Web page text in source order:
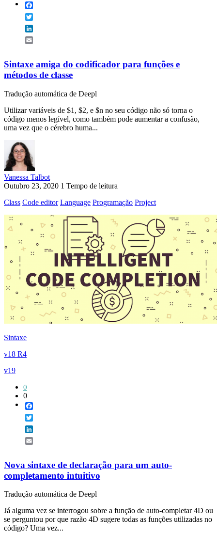
Sintaxe amiga do codificador para funções e
métodos de classe
Tradução automática de Deepl
Utilizar variáveis de $1, $2, e $n no seu código não só torna o
código menos legível, como também pode aumentar a confusão,
uma vez que o cérebro huma...
Vanessa Talbot
Outubro 23, 2020 1 Tempo de leitura
Class Code editor Language Programação Project
Sintaxe
v18 R4
v19
0
0
Nova sintaxe de declaração para um auto-
completamento intuitivo
Tradução automática de Deepl
Já alguma vez se interrogou sobre a função de auto-completar 4D ou
se perguntou por que razão 4D sugere todas as funções utilizadas no
código? Uma vez...